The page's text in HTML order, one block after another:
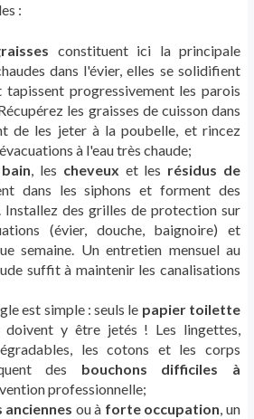
:
constituent ici la principale
dans l'évier, elles se solidifient
progressivement les parois
les graisses de cuisson dans
de les jeter à la poubelle, et rincez
à l'eau très chaude;
, les cheveux et les résidus de
dans les siphons et forment des
Installez des grilles de protection sur
(évier, douche, baignoire) et
semaine. Un entretien mensuel au
suffit à maintenir les canalisations
est simple : seuls le papier toilette
doivent y être jetés ! Les lingettes,
les cotons et les corps
des
bouchons difficiles à
professionnelle;
ou à forte occupation, un